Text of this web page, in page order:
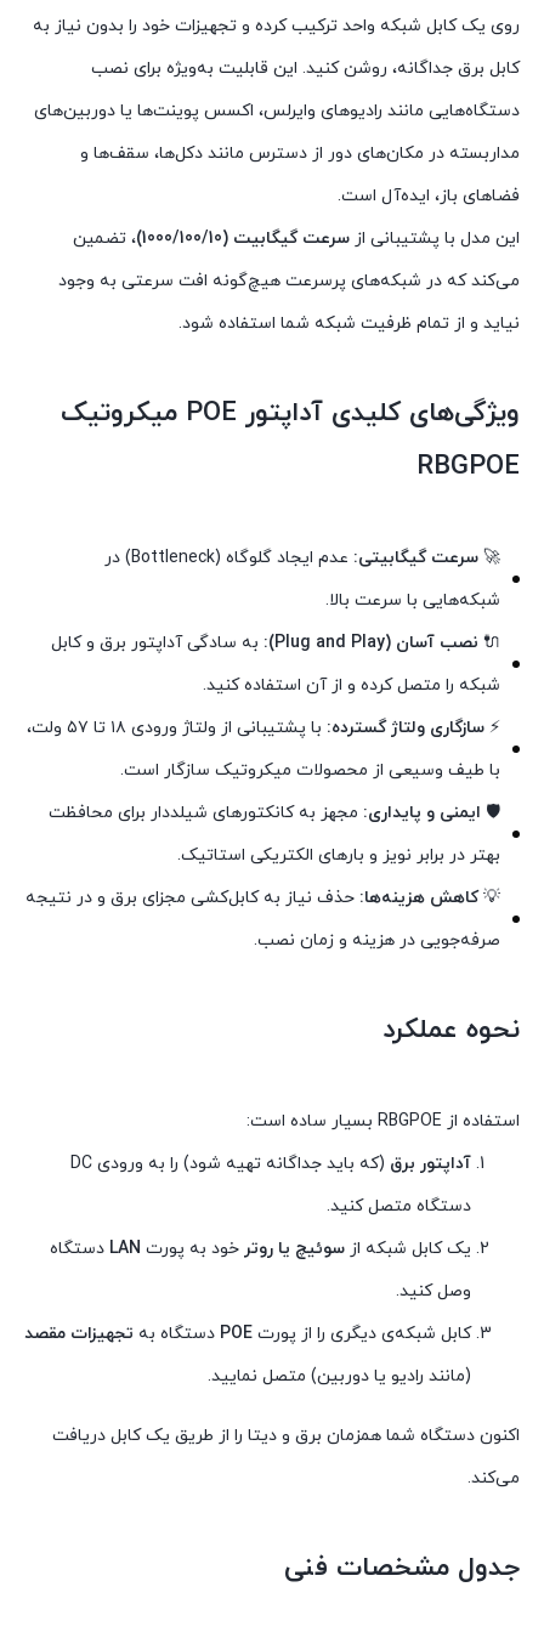
روی یک کابل شبکه واحد ترکیب کرده و تجهیزات خود را بدون نیاز به
کابل برق جداگانه، روشن کنید. این قابلیت به‌ویژه برای نصب
دستگاه‌هایی مانند رادیوهای وایرلس، اکسس پوینت‌ها یا دوربین‌های
مداربسته در مکان‌های دور از دسترس مانند دکل‌ها، سقف‌ها و
فضاهای باز، ایده‌آل است.
این مدل با پشتیبانی از سرعت گیگابیت (1000/100/10)
، تضمین
می‌کند که در شبکه‌های پرسرعت هیچ‌گونه افت سرعتی به وجود
نیاید و از تمام ظرفیت شبکه شما استفاده شود.
ویژگی‌های کلیدی آداپتور POE میکروتیک
RBGPOE
🚀 سرعت گیگابیتی:
عدم ایجاد گلوگاه (Bottleneck) در
شبکه‌هایی با سرعت بالا.
🔌 نصب آسان (Plug and Play):
به سادگی آداپتور برق و کابل
شبکه را متصل کرده و از آن استفاده کنید.
⚡ سازگاری ولتاژ گسترده:
با پشتیبانی از ولتاژ ورودی ۱۸ تا ۵۷ ولت،
با طیف وسیعی از محصولات میکروتیک سازگار است.
🛡️ ایمنی و پایداری: مجهز به کانکتورهای شیلددار برای محافظت
بهتر در برابر نویز و بارهای الکتریکی استاتیک.
💡کاهش هزینه‌ها: حذف نیاز به کابل‌کشی مجزای برق و در نتیجه
صرفه‌جویی در هزینه و زمان نصب.
نحوه عملکرد
استفاده از RBGPOE بسیار ساده است:
آداپتور برق
(که باید جداگانه تهیه شود) را به ورودی DC
دستگاه متصل کنید.
یک کابل شبکه از سوئیچ یا روتر خود به پورت LAN دستگاه
وصل کنید.
کابل شبکه‌ی دیگری را از پورت POE دستگاه به تجهیزات مقصد
(مانند رادیو یا دوربین) متصل نمایید.
اکنون دستگاه شما همزمان برق و دیتا را از طریق یک کابل دریافت
می‌کند.
جدول مشخصات فنی